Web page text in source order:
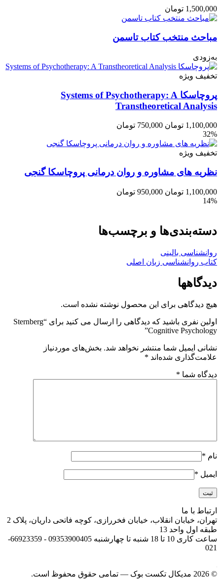
1,500,000 تومان
مباحث منتخب کتاب تاسمن
به‌زودی
تخفیف ویژه
پروچاسکا Systems of Psychotherapy: A
Transtheoretical Analysis
1,100,000 تومان 750,000 تومان
32%
تخفیف ویژه
نظریه های مشاوره و روان درمانی پروچاسکا گنجی
1,100,000 تومان 950,000 تومان
14%
دسته‌بندی‌ها و برچسب‌ها
روانشناسی بالینی
کتاب روانشناسی زبان اصلی
دیدگاهها
هیچ دیدگاهی برای این محصول نوشته نشده است.
اولین نفری باشید که دیدگاهی را ارسال می کنید برای “Sternberg
Cognitive Psychology”
نشانی ایمیل شما منتشر نخواهد شد. بخش‌های موردنیاز
علامت‌گذاری شده‌اند *
دیدگاه شما *
نام *
ایمیل *
ارتباط با ما
تهران، خیابان انقلاب، خیابان فخررازی، کوچه فاتحی داریان، پلاک 2
طبقه اول واحد 13
ساعت کاری 10 تا 18 شنبه تا چهارشنبه 09353900405 - 66923359-
021
© 2026 مدیکال تکست بوک — تمامی حقوق محفوظ است.